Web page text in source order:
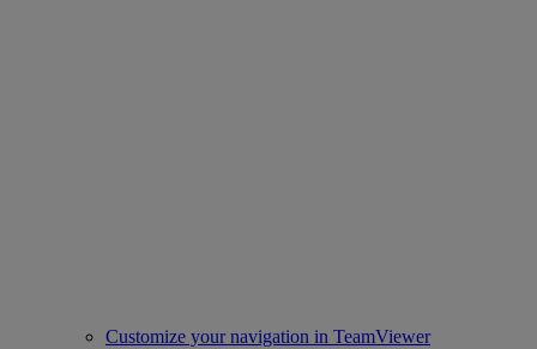
Customize your navigation in TeamViewer